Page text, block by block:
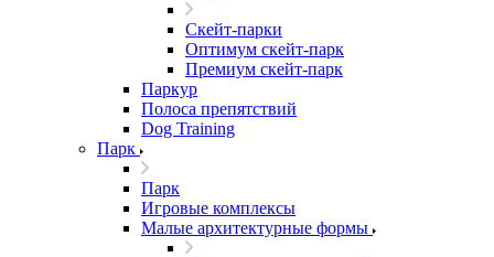
Скейт-парки
Оптимум скейт-парк
Премиум скейт-парк
Паркур
Полоса препятствий
Dog Training
Парк
Парк
Игровые комплексы
Малые архитектурные формы